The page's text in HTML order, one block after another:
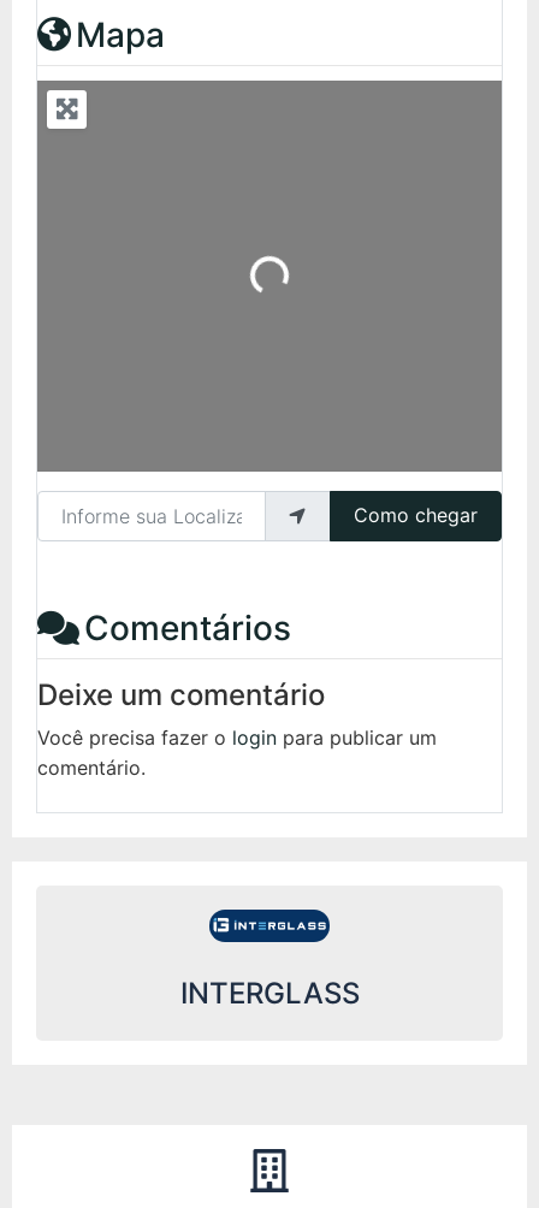
Mapa
Carregando...
Informe sua Localização
Como chegar
Comentários
Deixe um comentário
Você precisa fazer o login para publicar um
comentário.
INTERGLASS